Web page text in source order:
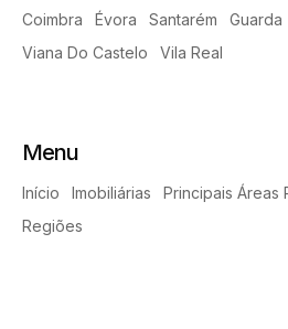
Coimbra
Évora Santarém Guarda
Viana Do Castelo
Vila Real
Menu
Início Imobiliárias
Principais Áreas
Regiões